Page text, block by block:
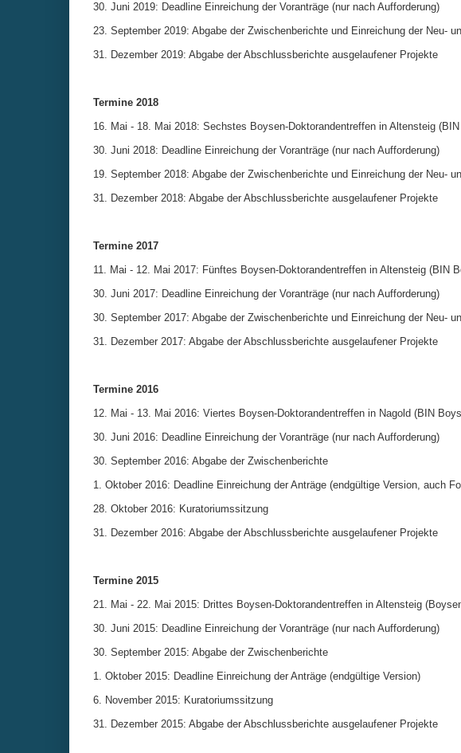
30. Juni 2019: Deadline Einreichung der Voranträge (nur nach Aufforderung)
23. September 2019: Abgabe der Zwischenberichte und Einreichung der Neu-
31. Dezember 2019: Abgabe der Abschlussberichte ausgelaufener Projekte
Termine 2018
16. Mai - 18. Mai 2018: Sechstes Boysen-Doktorandentreffen in Altensteig
30. Juni 2018: Deadline Einreichung der Voranträge (nur nach Aufforderung)
19. September 2018: Abgabe der Zwischenberichte und Einreichung der Neu-
31. Dezember 2018: Abgabe der Abschlussberichte ausgelaufener Projekte
Termine 2017
11. Mai - 12. Mai 2017: Fünftes Boysen-Doktorandentreffen in Altensteig (BIN
30. Juni 2017: Deadline Einreichung der Voranträge (nur nach Aufforderung)
30. September 2017: Abgabe der Zwischenberichte und Einreichung der Neu-
31. Dezember 2017: Abgabe der Abschlussberichte ausgelaufener Projekte
Termine 2016
12. Mai - 13. Mai 2016: Viertes Boysen-Doktorandentreffen in Nagold (BIN
30. Juni 2016: Deadline Einreichung der Voranträge (nur nach Aufforderung)
30. September 2016: Abgabe der Zwischenberichte
1. Oktober 2016: Deadline Einreichung der Anträge (endgültige Version, auch
28. Oktober 2016: Kuratoriumssitzung
31. Dezember 2016: Abgabe der Abschlussberichte ausgelaufener Projekte
Termine 2015
21. Mai - 22. Mai 2015: Drittes Boysen-Doktorandentreffen in Altensteig
30. Juni 2015: Deadline Einreichung der Voranträge (nur nach Aufforderung)
30. September 2015: Abgabe der Zwischenberichte
1. Oktober 2015: Deadline Einreichung der Anträge (endgültige Version)
6. November 2015: Kuratoriumssitzung
31. Dezember 2015: Abgabe der Abschlussberichte ausgelaufener Projekte